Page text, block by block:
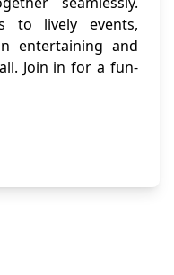
to lively events,
entertaining and
Join in for a fun-